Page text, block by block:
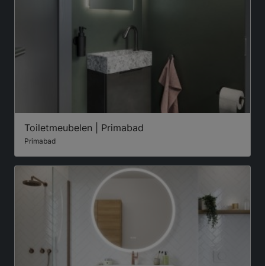
Toiletmeubelen | Primabad
Primabad